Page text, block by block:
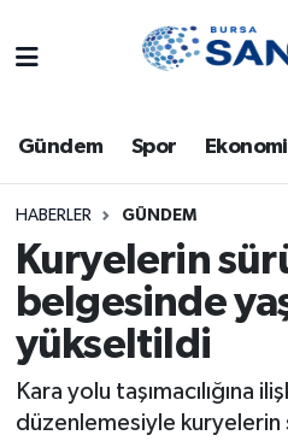
Gündem Spor Ekonomi
HABERLER GÜNDEM
Kuryelerin
belgesinde
yükseltildi
Kara yolu taşımacılığına
düzenlemesiyle
Bursa
Dünya
Eğitim
Ekonomi
Genel
Trafik Durumu
Süper Lig Puan Durumu
Tüm Manşetler
Son Dakika Haberleri
Haber Arşivi